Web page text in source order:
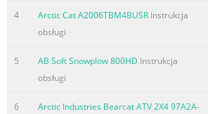
4 Arctic Cat A2006TBM4BUSR Instrukcja
obsługi
5 AB Soft Snowplow 800HD Instrukcja
obsługi
6
Arctic Industries Bearcat ATV 2X4 97A2A-